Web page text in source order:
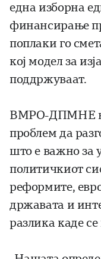
една изборна
финансирање
поплаки го
кој модел за
поддржуваат.
ВМРО-ДПМНЕ
проблем да
што е важно за
политичкиот
реформите,
државата и
разлика каде се